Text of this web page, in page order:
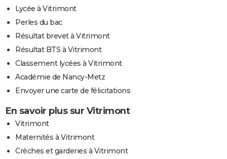
Lycée à Vitrimont
Perles du bac
Résultat brevet à Vitrimont
Résultat BTS à Vitrimont
Classement lycées à Vitrimont
Académie de Nancy-Metz
Envoyer une carte de félicitations
En savoir plus sur Vitrimont
Vitrimont
Maternités à Vitrimont
Crèches et garderies à Vitrimont